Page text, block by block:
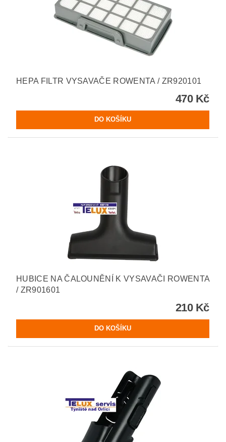
HEPA FILTR VYSAVAČE ROWENTA / ZR920101
470 Kč
HUBICE NA ČALOUNĚNÍ K VYSAVAČI ROWENTA
/ ZR901601
210 Kč